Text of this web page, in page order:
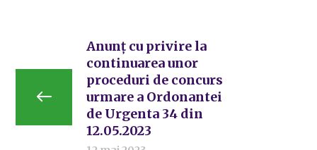
Anunț cu privire la
continuarea unor
proceduri de concurs
urmare a Ordonantei
de Urgenta 34 din
12.05.2023